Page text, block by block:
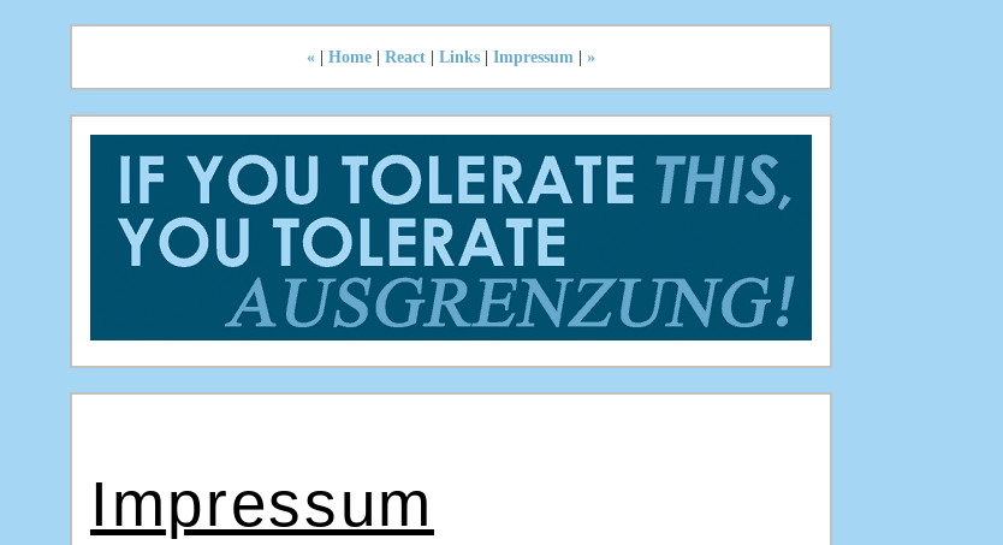
« Home React Links Impressum »
Impressum